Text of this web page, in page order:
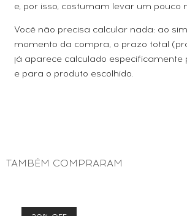
e, por isso, costumam levar um pouco
Você não precisa calcular nada: ao
momento da compra, o prazo total
já aparece calculado especificamente
e para o produto escolhido.
TAMBÉM COMPRARAM